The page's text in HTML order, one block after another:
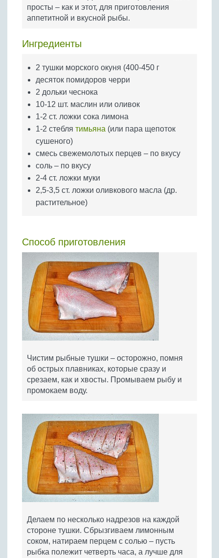
Бобовые
Яйца
просты – как и этот, для приготовления
аппетитной и вкусной рыбы.
Ингредиенты
2 тушки морского окуня (400-450 г
десяток помидоров черри
2 дольки чеснока
10-12 шт. маслин или оливок
1-2 ст. ложки сока лимона
1-2 стебля тимьяна (или пара щепоток
сушеного)
смесь свежемолотых перцев – по вкусу
соль – по вкусу
2-4 ст. ложки муки
2,5-3,5 ст. ложки оливкового масла (др.
растительное)
Способ приготовления
Чистим рыбные тушки – осторожно, помня
об острых плавниках, которые сразу и
срезаем, как и хвосты. Промываем рыбу и
промокаем воду.
Делаем по несколько надрезов на каждой
стороне тушки. Сбрызгиваем лимонным
соком, натираем перцем с солью – пусть
рыбка полежит четверть часа, а лучше для